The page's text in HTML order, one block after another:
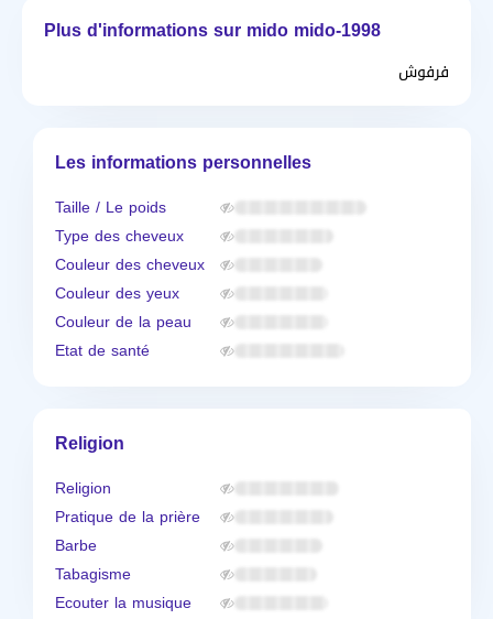
Plus d'informations sur mido mido-1998
فرفوش
Les informations personnelles
Taille / Le poids
Type des cheveux
Couleur des cheveux
Couleur des yeux
Couleur de la peau
Etat de santé
Religion
Religion
Pratique de la prière
Barbe
Tabagisme
Ecouter la musique